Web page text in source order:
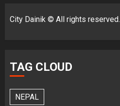
City Dainik © All rights reserved.
TAG CLOUD
NEPAL